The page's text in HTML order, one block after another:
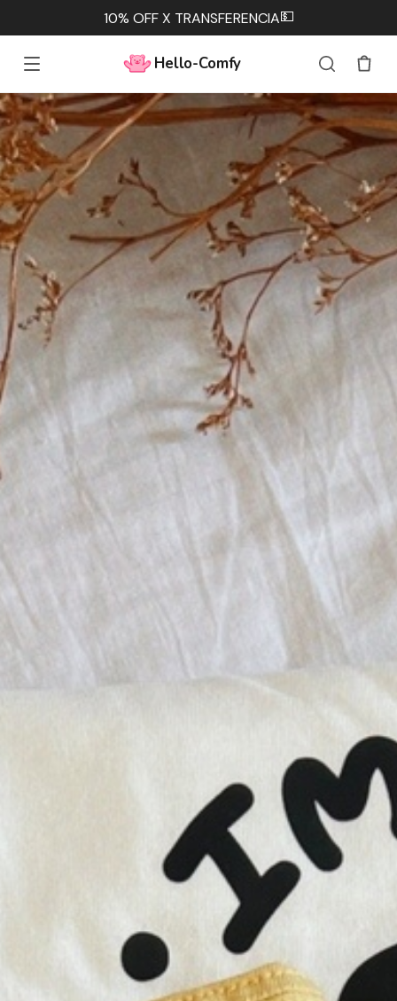
10% OFF X TRANSFERENCIA💵
Hello-Comfy